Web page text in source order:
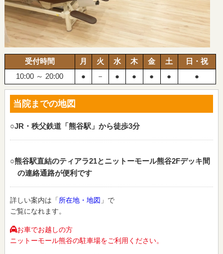
受付時間 月 火 水 木 金 土
日・祝
10:00 ～ 20:00
● － ● ● ● ● ●
当院までの地図
○JR・秩父鉄道「熊谷駅」から徒歩3分
○熊谷駅直結のティアラ21とニットーモール熊谷2Fデッキ間
の連絡通路が便利です
詳しい案内は「所在地・地図 」で
ご覧になれます。
お車でお越しの方
ニットーモール熊谷の駐車場をご利用ください。